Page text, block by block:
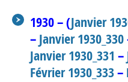
1930 – (Janvier
– Janvier 1930_330
Janvier 1930_331 –
Février 1930_333–